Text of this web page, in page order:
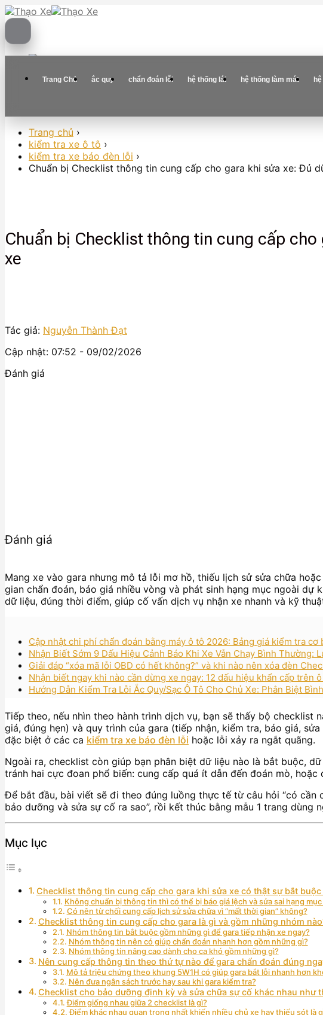
Skip
to
Trang Chủ ắc quy chẩn đoán lỗi hệ thống lái hệ thống làm mát
Trang chủ ›
kiểm tra xe ô tô ›
kiểm tra xe báo đèn lỗi ›
Chuẩn bị Checklist thông tin cung cấp cho gara khi sửa xe: Đủ
Chuẩn bị Checklist thông tin cung cấp
xe
Tác giả: Nguyễn Thành Đạt
Cập nhật: 07:52 - 09/02/2026
Đánh giá
Đánh giá
Mang xe vào gara nhưng mô tả lỗi mơ hồ, thiếu lịch sử sửa chữa
gian chẩn đoán, báo giá nhiều vòng và phát sinh hạng mục ngoài dự
dữ liệu, đúng thời điểm, giúp cố vấn dịch vụ nhận xe nhanh và kỹ
Cập nhật chi phí chẩn đoán bằng máy ô tô 2026: Bảng giá kiểm tra cơ
Nhận Biết Sớm 9 Dấu Hiệu Cảnh Báo Khi Xe Vẫn Chạy Bình Thường:
Giải đáp “xóa mã lỗi OBD có hết không?” và khi nào nên xóa đèn
Nhận biết ngay khi nào cần dừng xe ngay: 12 dấu hiệu khẩn cấp trên
Hướng Dẫn Kiểm Tra Lỗi Ắc Quy/Sạc Ô Tô Cho Chủ Xe: Phân Biệt
Tiếp theo, nếu nhìn theo hành trình dịch vụ, bạn sẽ thấy bộ checklist
giá, đúng hẹn) và quy trình của gara (tiếp nhận, kiểm tra, báo giá,
đặc biệt ở các ca kiểm tra xe báo đèn lỗi hoặc lỗi xảy ra ngắt quãng.
Ngoài ra, checklist còn giúp bạn phân biệt dữ liệu nào là bắt buộc,
tránh hai cực đoan phổ biến: cung cấp quá ít dẫn đến đoán mò,
Để bắt đầu, bài viết sẽ đi theo đúng luồng thực tế từ câu hỏi “có cần
bảo dưỡng và sửa sự cố ra sao”, rồi kết thúc bằng mẫu 1 trang dùng
Mục lục
Checklist thông tin cung cấp cho gara khi sửa xe có thật sự bắt buộc
Không chuẩn bị thông tin thì có thể bị báo giá lệch và sửa sai hạng
Có nên từ chối cung cấp lịch sử sửa chữa vì “mất thời gian” không?
Checklist thông tin cung cấp cho gara là gì và gồm những nhóm
Nhóm thông tin bắt buộc gồm những gì để gara tiếp nhận xe ngay?
Nhóm thông tin nên có giúp chẩn đoán nhanh hơn gồm những gì?
Nhóm thông tin nâng cao dành cho ca khó gồm những gì?
Nên cung cấp thông tin theo thứ tự nào để gara chẩn đoán đúng
Mô tả triệu chứng theo khung 5W1H có giúp gara bắt lỗi nhanh hơn
Nên đưa ngân sách trước hay sau khi gara kiểm tra?
Checklist cho bảo dưỡng định kỳ và sửa chữa sự cố khác nhau như
Điểm giống nhau giữa 2 checklist là gì?
Điểm khác nhau quan trọng nhất khiến nhiều chủ xe hay thiếu sót là